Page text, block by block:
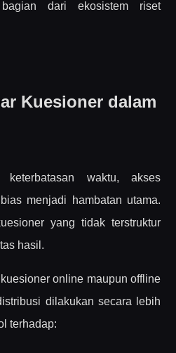
dari ekosistem riset
Utama
Kuesioner dalam
waktu, akses
menjadi hambatan utama.
yang tidak terstruktur
hasil.
online maupun offline
dilakukan secara lebih
terhadap: